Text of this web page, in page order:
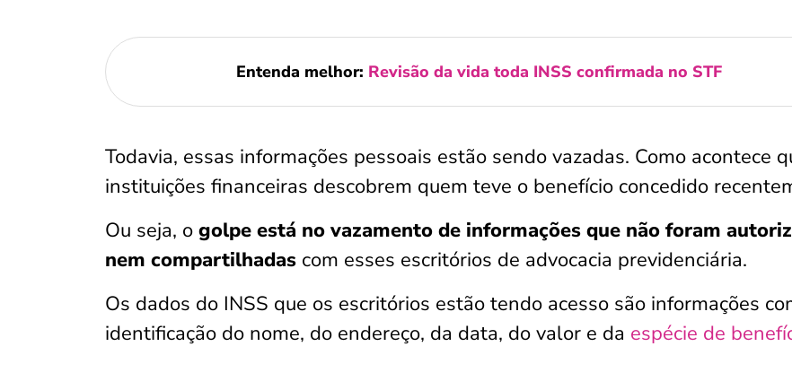
Entenda melhor: Revisão da vida toda INSS confirmada no STF
Todavia, essas informações pessoais estão sendo vazadas. Como acontece
instituições financeiras descobrem quem teve o benefício concedido
Ou seja, o golpe está no vazamento de informações que não foram
nem compartilhadas com esses escritórios de advocacia previdenciária.
Os dados do INSS que os escritórios estão tendo acesso são informações
identificação do nome, do endereço, da data, do valor e da espécie de